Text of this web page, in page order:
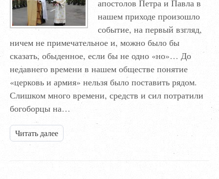
апостолов Петра и Павла в
нашем приходе произошло
событие, на первый взгляд,
ничем не примечательное и, можно было бы
сказать, обыденное, если бы не одно «но»… До
недавнего времени в нашем обществе понятие
«церковь и армия» нельзя было поставить рядом.
Слишком много времени, средств и сил потратили
богоборцы на…
Читать далее